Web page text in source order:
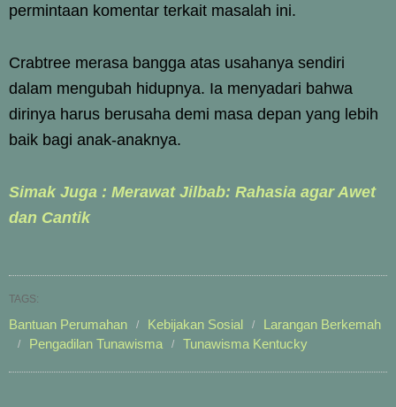
permintaan komentar terkait masalah ini.
Crabtree merasa bangga atas usahanya sendiri
dalam mengubah hidupnya. Ia menyadari bahwa
dirinya harus berusaha demi masa depan yang lebih
baik bagi anak-anaknya.
Simak Juga : Merawat Jilbab: Rahasia agar Awet
dan Cantik
TAGS:
Bantuan Perumahan Kebijakan Sosial
Larangan Berkemah
Pengadilan Tunawisma
Tunawisma Kentucky